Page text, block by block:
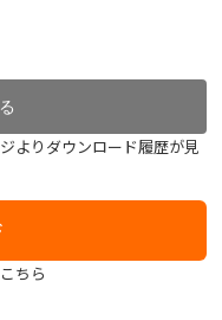
りダウンロード履歴が見
ちら